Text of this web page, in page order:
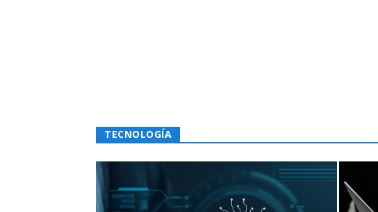
TECNOLOGÍA